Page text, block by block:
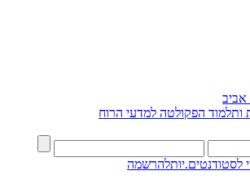
ותלמוד הפקולטה למדעי הרוח
לסטודנטים.יותלהרשמה